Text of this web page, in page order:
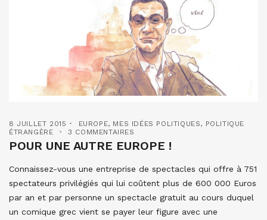
8 JUILLET 2015 EUROPE, MES IDÉES POLITIQUES, POLITIQUE
ÉTRANGÈRE
3 COMMENTAIRES
POUR UNE AUTRE EUROPE !
Connaissez-vous une entreprise de spectacles qui offre à 751
spectateurs privilégiés qui lui coûtent plus de 600 000 Euros
par an et par personne un spectacle gratuit au cours duquel
un comique grec vient se payer leur figure avec une